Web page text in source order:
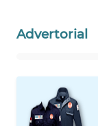
Advertorial
ID
MARTABAT